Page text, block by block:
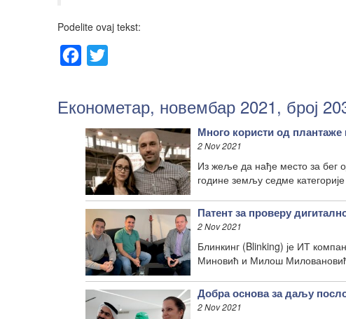
Podelite ovaj tekst:
Facebook
Економетар, новембар 2021, број
Много користи од
2 Nov 2021
Из жеље да нађе место за бег
године земљу седме категорије
Патент за проверу
2 Nov 2021
Блинкинг (Blinking) је ИТ
Миновић и Милош
Добра основа за даљу
2 Nov 2021